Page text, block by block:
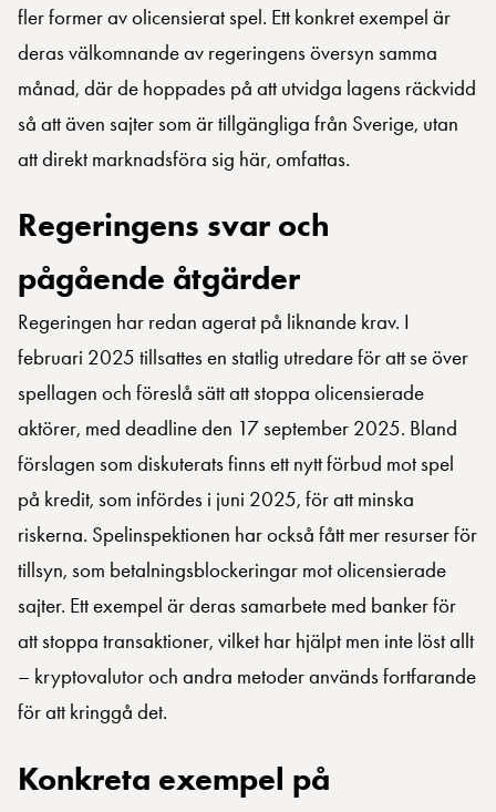
fler former av olicensierat spel. Ett konkret exempel är
deras välkomnande av regeringens översyn samma
månad, där de hoppades på att utvidga lagens räckvidd
så att även sajter som är tillgängliga från Sverige, utan
att direkt marknadsföra sig här, omfattas.
Regeringens svar och
pågående åtgärder
Regeringen har redan agerat på liknande krav. I
februari 2025 tillsattes en statlig utredare för att se över
spellagen och föreslå sätt att stoppa olicensierade
aktörer, med deadline den 17 september 2025. Bland
förslagen som diskuterats finns ett nytt förbud mot spel
på kredit, som infördes i juni 2025, för att minska
riskerna. Spelinspektionen har också fått mer resurser för
tillsyn, som betalningsblockeringar mot olicensierade
sajter. Ett exempel är deras samarbete med banker för
att stoppa transaktioner, vilket har hjälpt men inte löst allt
– kryptovalutor och andra metoder används fortfarande
för att kringgå det.
Konkreta exempel på